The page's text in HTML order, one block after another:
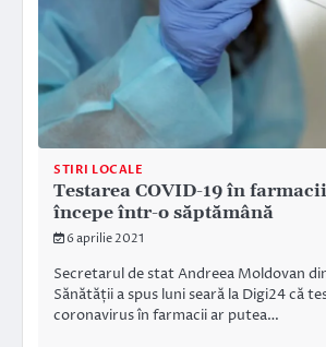
STIRI LOCALE
Testarea COVID-19 în
începe într-o săptămână
6 aprilie 2021
Secretarul de stat Andreea Moldovan
Sănătății a spus luni seară la Digi24 că
coronavirus în farmacii ar putea…